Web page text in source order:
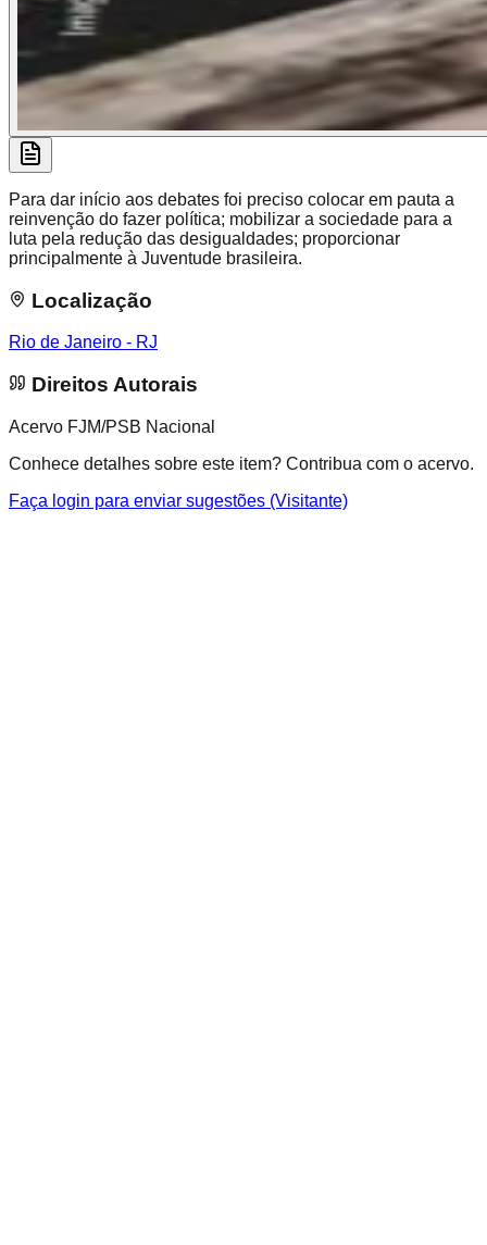
Para dar início aos debates foi preciso colocar em pauta a
reinvenção do fazer política; mobilizar a sociedade para a
luta pela redução das desigualdades; proporcionar
principalmente à Juventude brasileira.
Localização
Rio de Janeiro - RJ
Direitos Autorais
Acervo FJM/PSB Nacional
Conhece detalhes sobre este item? Contribua com o acervo.
Faça login para enviar sugestões (Visitante)